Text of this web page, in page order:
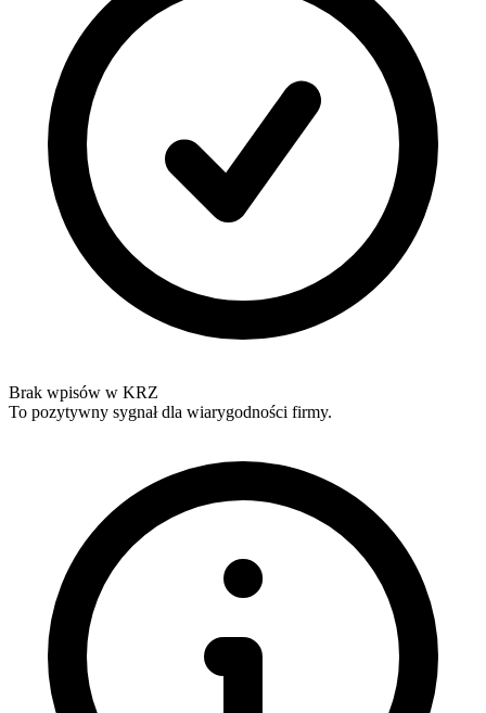
Brak wpisów w KRZ
To pozytywny sygnał dla wiarygodności firmy.